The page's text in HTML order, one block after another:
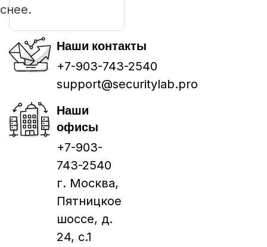
Наши контакты
+7-903-743-2540
support@securitylab.pro
Наши
офисы
+7-903-
743-2540
г. Москва,
Пятницкое
шоссе, д.
24, с.1